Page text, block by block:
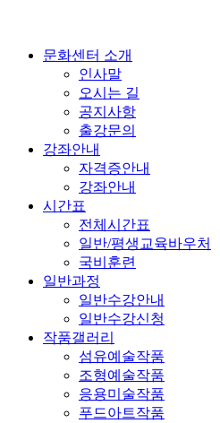
문화센터 소개
인사말
오시는 길
공지사항
출강문의
강좌안내
자격증안내
강좌안내
시간표
전체시간표
일반/평생교육바우처
국비훈련
일반과정
일반수강안내
일반수강신청
작품갤러리
섬유예술작품
조형예술작품
응용미술작품
푸드아트작품